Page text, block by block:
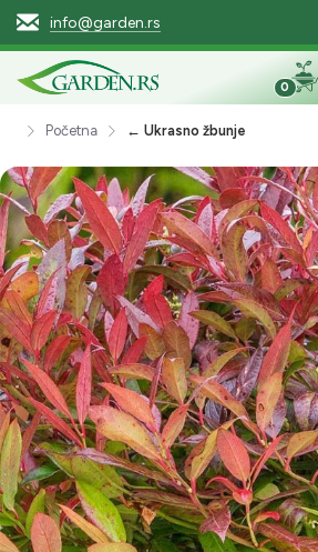
info@garden.rs
0
Početna ← Ukrasno žbunje